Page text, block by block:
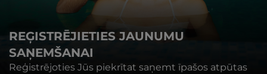
REĢISTRĒJIETIES JAUNUMU
SAŅEMŠANAI
Reģistrējoties Jūs piekrītat saņemt īpašos atpūtas